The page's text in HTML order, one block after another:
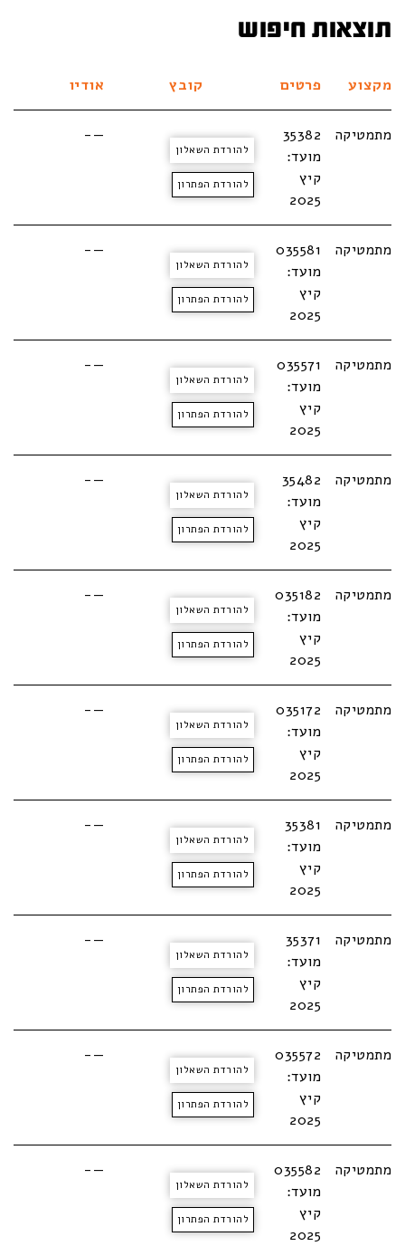
תוצאות חיפוש
מקצוע פרטים קובץ אודיו
מתמטיקה
35382
מועד:
קיץ
2025
להורדת השאלון
להורדת הפתרון
—-
מתמטיקה
035581
מועד:
קיץ
2025
להורדת השאלון
להורדת הפתרון
—-
מתמטיקה
035571
מועד:
קיץ
2025
להורדת השאלון
להורדת הפתרון
—-
מתמטיקה
35482
מועד:
קיץ
2025
להורדת השאלון
להורדת הפתרון
—-
מתמטיקה
035182
מועד:
קיץ
2025
להורדת השאלון
להורדת הפתרון
—-
מתמטיקה
035172
מועד:
קיץ
2025
להורדת השאלון
להורדת הפתרון
—-
מתמטיקה
35381
מועד:
קיץ
2025
להורדת השאלון
להורדת הפתרון
—-
מתמטיקה
35371
מועד:
קיץ
2025
להורדת השאלון
להורדת הפתרון
—-
מתמטיקה
035572
מועד:
קיץ
2025
להורדת השאלון
להורדת הפתרון
—-
מתמטיקה
035582
מועד:
קיץ
2025
להורדת השאלון
להורדת הפתרון
—-